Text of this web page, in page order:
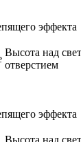
эффекта
Высота над
отверстием
эффекта